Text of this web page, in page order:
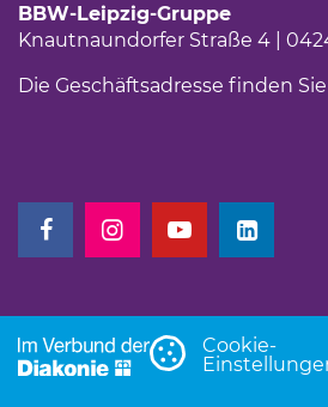
BBW-Leipzig-Gruppe
Knautnaundorfer Straße 4 |
Die Geschäftsadresse finden
(Link öffnet einen neuen Tab)
(Link öffnet einen
(Link öffnet
(Link
Cookie-